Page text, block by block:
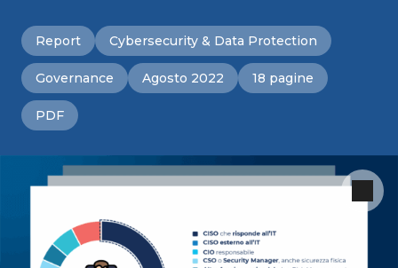
Report Cybersecurity & Data Protection
Governance Agosto 2022 18 pagine
PDF